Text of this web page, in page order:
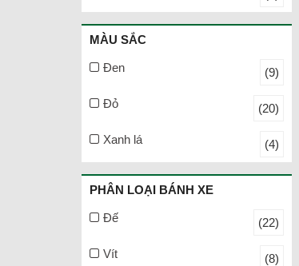
MÀU SẮC
Đen (9)
Đỏ (20)
Xanh lá (4)
PHÂN LOẠI BÁNH XE
Đế (22)
Vít (8)